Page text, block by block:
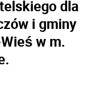
dla
i gminy
w m.